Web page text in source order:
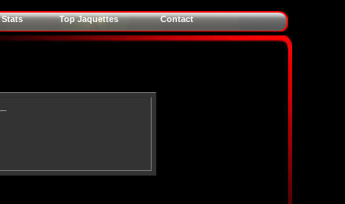
Stats Top Jaquettes Contact